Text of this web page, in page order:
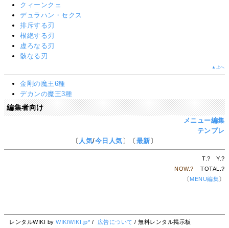
クィーンクェ
デュラハン・セクス
排斥する刃
根絶する刃
虚ろなる刃
骸なる刃
▲上へ
金剛の魔王6種
デカンの魔王3種
編集者向け
メニュー編集
テンプレ
〔 人気/今日人気 〕〔 最新 〕
T.? Y.?
NOW.? TOTAL.?
〔MENU編集〕
レンタルWIKI byWIKIWIKI.jp* / 広告について / 無料レンタル掲示板